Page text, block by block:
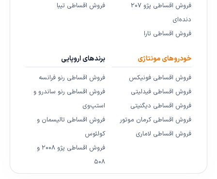
فروش اقساطی پژو ۲۰۷
دنده‌ای
فروش اقساطی تارا
فروش اقساطی تیبا
خودروهای مونتاژی
فروش اقساطی فونیکس
فروش اقساطی فیدلیتی
فروش اقساطی دیگنیتی
فروش اقساطی کرمان موتور
فروش اقساطی لاماری
برندهای اروپایی
فروش اقساطی رنو فرانسه
فروش اقساطی رنو ساندرو و
استپ‌وی
فروش اقساطی تالیسمان و
کولئوس
فروش اقساطی پژو ۲۰۰۸ و
۵۰۸